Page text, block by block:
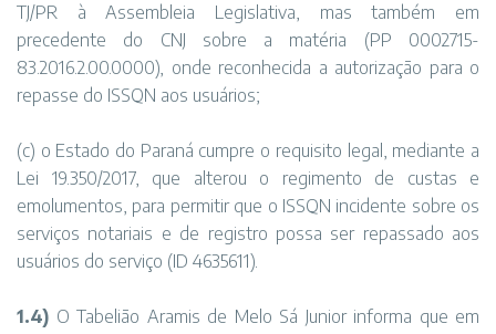
TJ/PR à Assembleia Legislativa, mas também em
precedente do CNJ sobre a matéria (PP 0002715-
83.2016.2.00.0000), onde reconhecida a autorização para o
repasse do ISSQN aos usuários;
(c) o Estado do Paraná cumpre o requisito legal, mediante a
Lei 19.350/2017, que alterou o regimento de custas e
emolumentos, para permitir que o ISSQN incidente sobre os
serviços notariais e de registro possa ser repassado aos
usuários do serviço (ID 4635611).
1.4) O Tabelião Aramis de Melo Sá Junior informa que em